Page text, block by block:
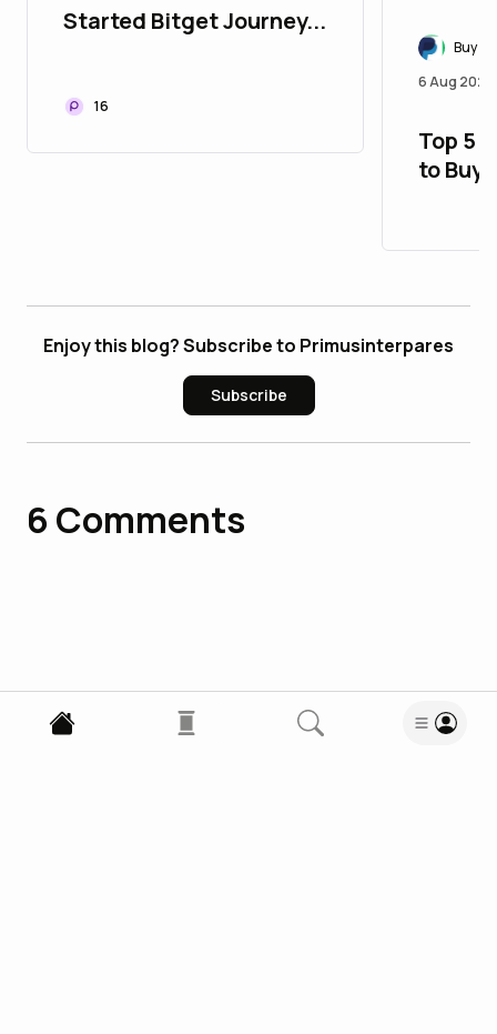
Started Bitget Journey...
16
Buy
6 Aug 2026
Top 5
to Buy
Enjoy this blog? Subscribe to Primusinterpares
Subscribe
6 Comments